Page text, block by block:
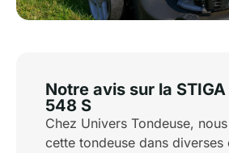
Notre avis sur la
548 S
Chez Univers Tondeuse,
cette tondeuse dans